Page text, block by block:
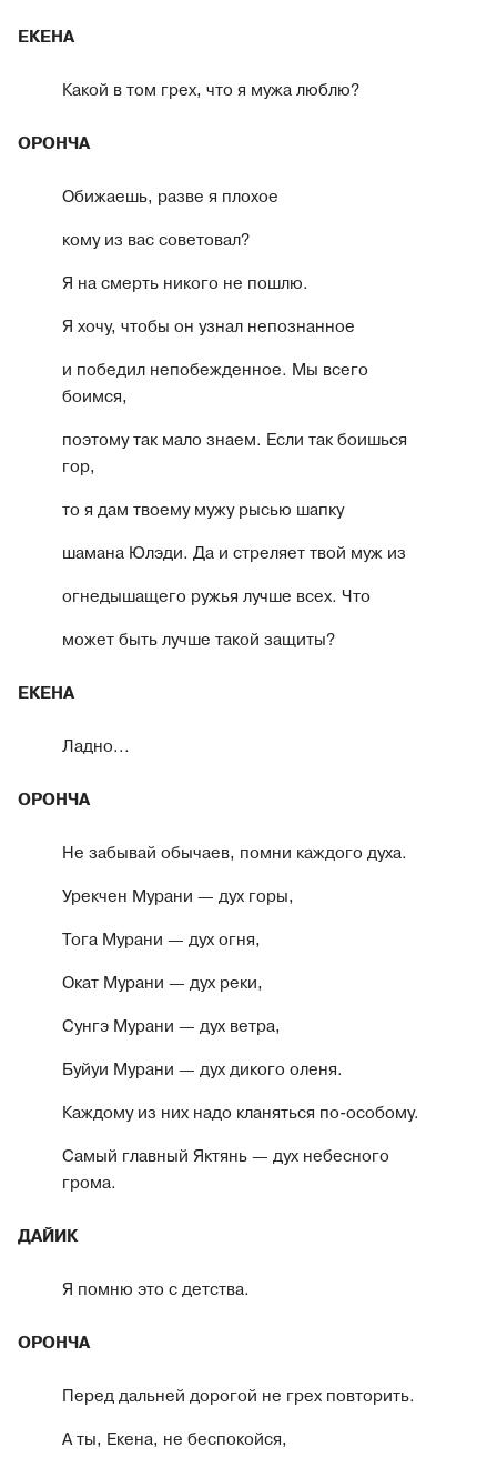
ЕКЕНА
Какой в том грех, что я мужа люблю?
ОРОНЧА
Обижаешь, разве я плохое
кому из вас советовал?
Я на смерть никого не пошлю.
Я хочу, чтобы он узнал непознанное
и победил непобежденное. Мы всего
боимся,
поэтому так мало знаем. Если так боишься
гор,
то я дам твоему мужу рысью шапку
шамана Юлэди. Да и стреляет твой муж из
огнедышащего ружья лучше всех. Что
может быть лучше такой защиты?
ЕКЕНА
Ладно...
ОРОНЧА
Не забывай обычаев, помни каждого духа.
Урекчен Мурани — дух горы,
Тога Мурани — дух огня,
Окат Мурани — дух реки,
Сунгэ Мурани — дух ветра,
Буйуи Мурани — дух дикого оленя.
Каждому из них надо кланяться по-особому.
Самый главный Яктянь — дух небесного
грома.
ДАЙИК
Я помню это с детства.
ОРОНЧА
Перед дальней дорогой не грех повторить.
А ты, Екена, не беспокойся,